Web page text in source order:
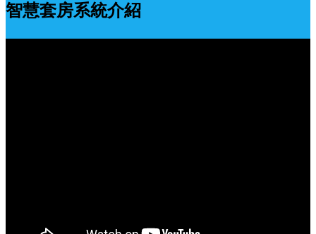
智慧套房系統介紹